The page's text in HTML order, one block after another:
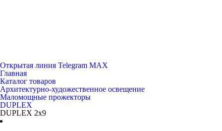
Открытая линия Telegram MAX
Главная
Каталог товаров
Архитектурно-художественное освещение
Маломощные прожекторы
DUPLEX
DUPLEX 2x9